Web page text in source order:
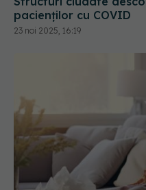
EXCLUSIV
când suntem răciți.
pe bomboane